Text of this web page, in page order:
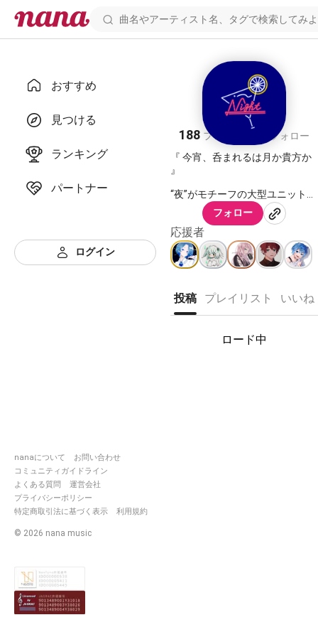
おすすめ
見つける
ランキング
パートナー
ログイン
nanaについて
お問い合わせ
コミュニティガイドライン
よくある質問
運営会社
プライバシーポリシー
特定商取引法に基づく表示
利用規約
© 2026 nana music
✩⃛ 𝐍𝐢𝐠𝐡𝐭 ✩⃛
188 フォロワー
フォロー
『 今宵、呑まれるは月か貴方か
』
“夜”がモチーフの大型ユニット
Nightです✩⃛
⁎ ✩‎‎ ⋆ ‎⋆ ‎⋆ ‎⋆ ‎⋆ ⋆ ‎⋆ ‎☪︎ ‎ ⋆ ‎ ⋆ ‎ ⋆ ‎ ⋆ ‎ ⋆
⋆ ‎⋆ ‎ ✩ ⁎
⚠︎有料ギフトの使用はご遠慮く
#Night_unit
icon︎︎：□ cover：塩野春
フォロー
応援者
投稿 プレイリスト いいね
ロード中